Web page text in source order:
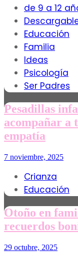
de 9 a 12
Educación
Familia
Ideas
Psicología
Ser Padres
Pesadillas
acompañar a
empatía
7 noviembre, 2025
Crianza
Educación
Otoño en
recuerdos
29 octubre, 2025